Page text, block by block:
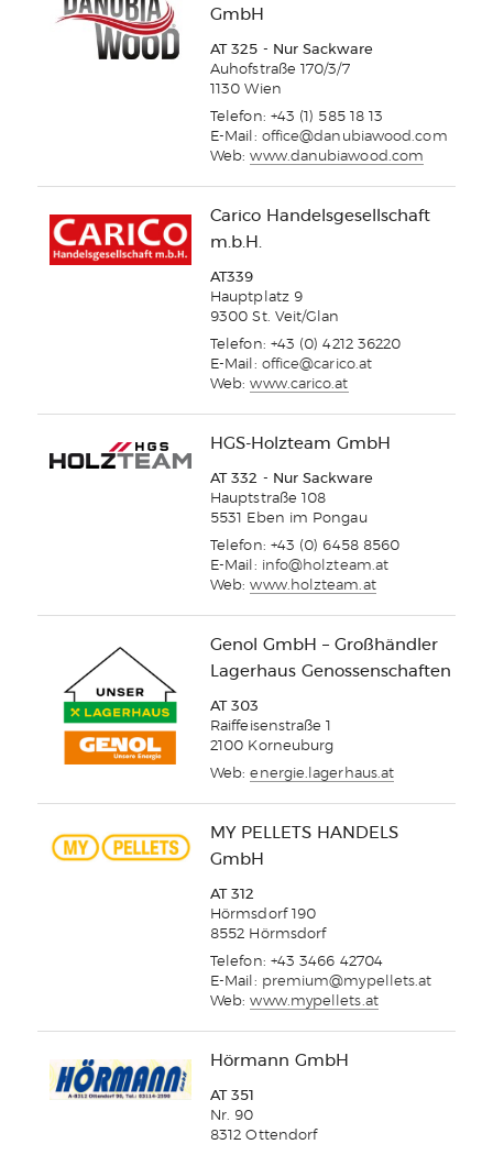
GmbH
AT 325 - Nur Sackware
Auhofstraße 170/3/7
1130 Wien
Telefon: +43 (1) 585 18 13
E-Mail: office@danubiawood.com
Web:www.danubiawood.com
Carico Handelsgesellschaft
m.b.H.
AT339
Hauptplatz 9
9300 St. Veit/Glan
Telefon: +43 (0) 4212 36220
E-Mail: office@carico.at
Web:www.carico.at
HGS-Holzteam GmbH
AT 332 - Nur Sackware
Hauptstraße 108
5531 Eben im Pongau
Telefon: +43 (0) 6458 8560
E-Mail: info@holzteam.at
Web:www.holzteam.at
Genol GmbH – Großhändler
Lagerhaus Genossenschaften
AT 303
Raiffeisenstraße 1
2100 Korneuburg
Web:energie.lagerhaus.at
MY PELLETS HANDELS
GmbH
AT 312
Hörmsdorf 190
8552 Hörmsdorf
Telefon: +43 3466 42704
E-Mail: premium@mypellets.at
Web:www.mypellets.at
Hörmann GmbH
AT 351
Nr. 90
8312 Ottendorf